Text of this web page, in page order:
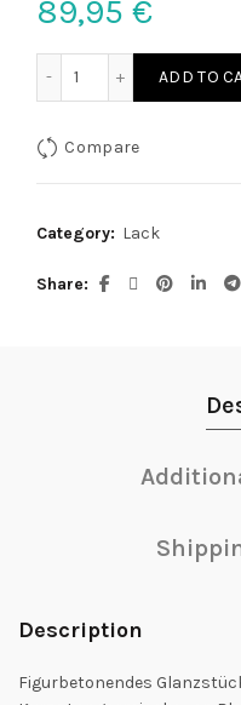
89,95 €
ADD TO
Compare
Category: Lack
Share
Description
Figurbetonendes